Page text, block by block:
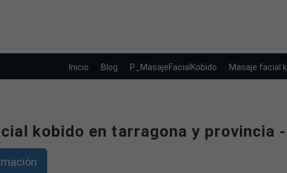
Inicio Blog P_MasajeFacialKobido Masaje facial
kobido en tarragona y provincia